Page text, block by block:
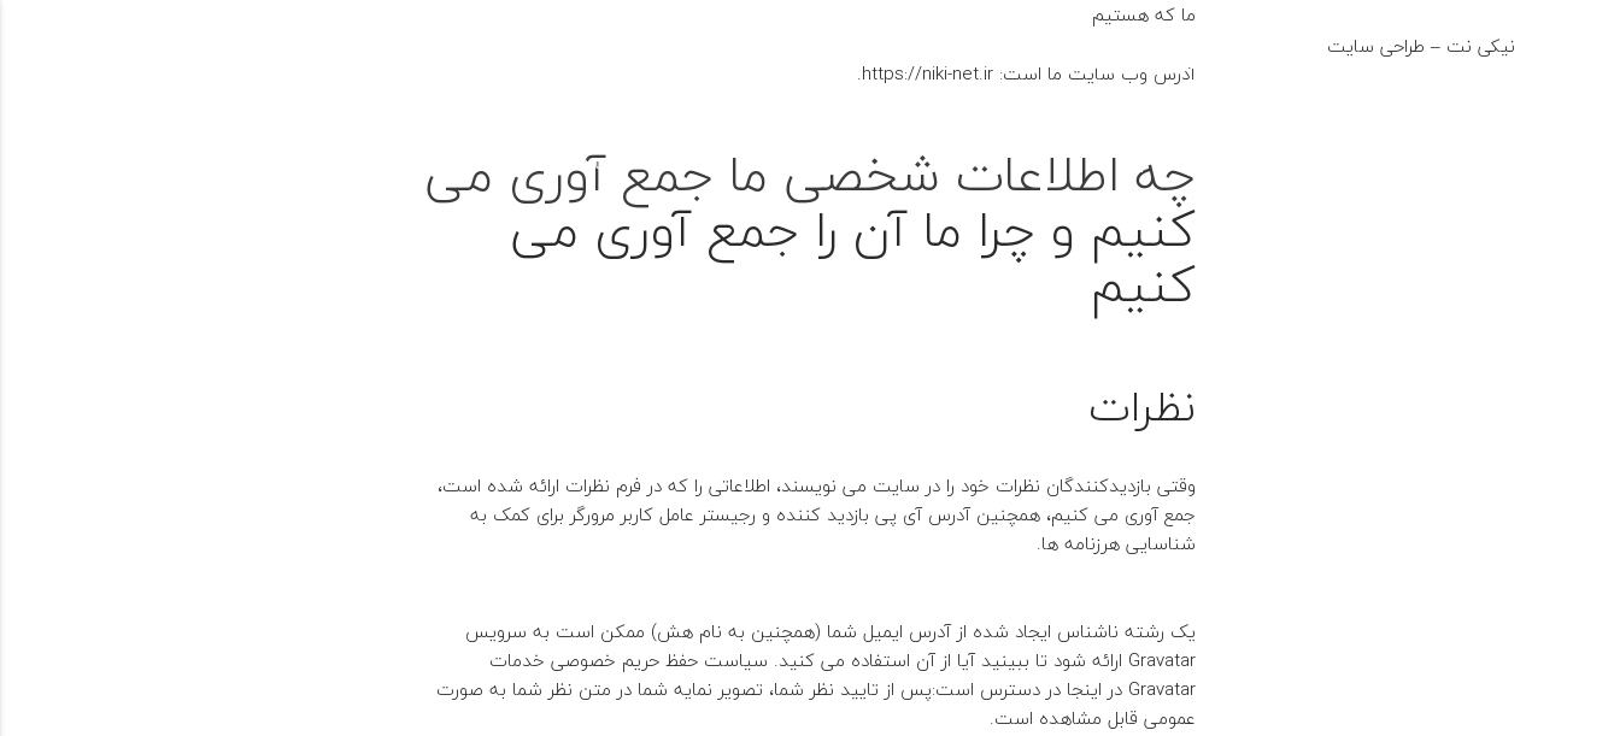
نیکی نت – طراحی سایت سعادت اباد - بلوار دریا
خانه خدمات
ما که هستیم
آدرس وب سایت ما است: https://niki-net.ir.
چه اطلاعات شخصی ما جمع آوری می
کنیم و چرا ما آن را جمع آوری می
کنیم
نظرات
وقتی بازدیدکنندگان نظرات خود را در سایت می نویسند، اطلاعاتی را که در فرم نظرات ارائه شده است،
جمع آوری می کنیم، همچنین آدرس آی پی بازدید کننده و رجیستر عامل کاربر مرورگر برای کمک به
شناسایی هرزنامه ها.
یک رشته ناشناس ایجاد شده از آدرس ایمیل شما (همچنین به نام هش) ممکن است به سرویس
Gravatar ارائه شود تا ببینید آیا از آن استفاده می کنید.
سیاست حفظ حریم خصوصی خدمات
Gravatar در اینجا در دسترس است:پس
از تایید نظر شما، تصویر نمایه شما در متن نظر شما به صورت
عمومی قابل مشاهده است.